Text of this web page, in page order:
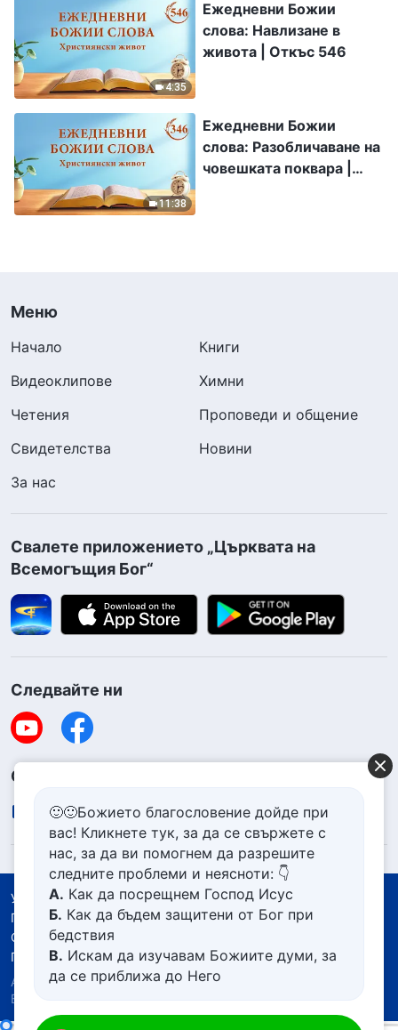
4:35
Ежедневни Божии
слова: Навлизане в
живота | Откъс 546
11:38
Ежедневни Божии
слова: Разобличаване на
човешката поквара |
Меню
Начало
Книги
Видеоклипове
Химни
Четения
Проповеди и общение
Свидетелства
Новини
За нас
Свалете приложението „Църквата на
Всемогъщия Бог“
Следвайте ни
Свържете се с нас
contact.bg@godfootsteps.org
Условия за ползване
Политика за поверителност
Със съдействието на
Политика за бисквитките
Авторско право © 2026 Църквата на Всемогъщия
Бог.
🙂🙂Божието благословение дойде при
вас! Кликнете тук, за да се свържете с
нас, за да ви помогнем да разрешите
следните проблеми и неясноти: 👇
А. Как да посрещнем Господ Исус
Б. Как да бъдем защитени от Бог при
бедствия
В. Искам да изучавам Божиите думи, за
да се приближа до Него
живот